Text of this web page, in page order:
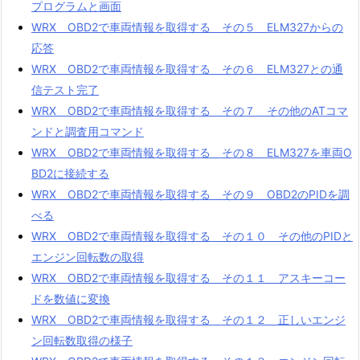
プログラムと画面
WRX OBD2で車両情報を取得する その５ ELM327からの
応答
WRX OBD2で車両情報を取得する その６ ELM327との通
信テスト完了
WRX OBD2で車両情報を取得する その７ その他のATコマ
ンドと調査用コマンド
WRX OBD2で車両情報を取得する その８ ELM327を車両O
BD2に接続する
WRX OBD2で車両情報を取得する その９ OBD2のPIDを調
べる
WRX OBD2で車両情報を取得する その１０ その他のPIDと
エンジン回転数の取得
WRX OBD2で車両情報を取得する その１１ アスキーコー
ドを数値に変換
WRX OBD2で車両情報を取得する その１２ 正しいエンジ
ン回転数取得の様子